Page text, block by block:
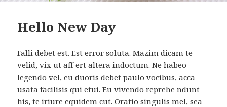
Hello New Day
Falli debet est. Est error soluta. Mazim dicam te
velid, vix ut aff ert altera indoctum. Ne habeo
legendo vel, eu duoris debet paulo vocibus, acca
usata facilisis qui etui. Eu vivendo reprehe ndunt
his, te iriure equidem cut. Oratio singulis mel, sea